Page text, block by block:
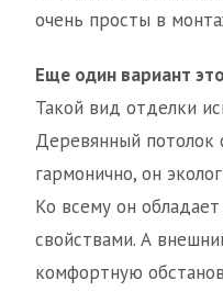
очень просты в
Еще один вариант
Такой вид отделки
Деревянный потолок
гармонично, он
Ко всему он
свойствами. А
комфортную